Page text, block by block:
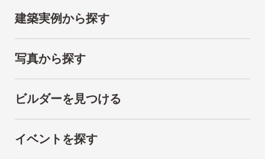
建築実例から探す
写真から探す
ビルダーを見つける
イベントを探す